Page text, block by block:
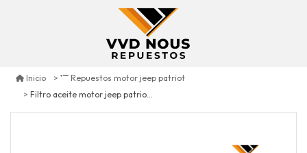
Inicio
Repuestos motor jeep patriot
Filtro aceite motor jeep patriot 2.4 2007/2017